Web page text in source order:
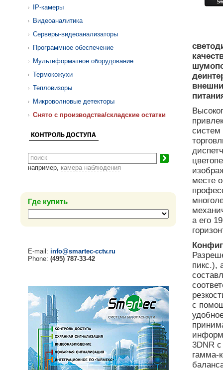
IP-камеры
Видеоаналитика
Серверы-видеоанализаторы
Программное обеспечение
Мультиформатное оборудование
Термокожухи
Тепловизоры
Микроволновые детекторы
Cнято с производства/складские остатки
например, камера наблюдения
Где купить
E-mail: info@smartec-cctv.ru
Phone: (495) 787-33-42
месте
а его
пикс.),
с
3DNR
гамма-